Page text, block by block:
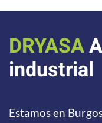
DRYASA
industrial
Estamos en